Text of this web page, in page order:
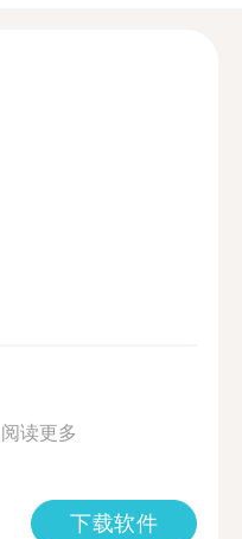
阅读更多
下载软件